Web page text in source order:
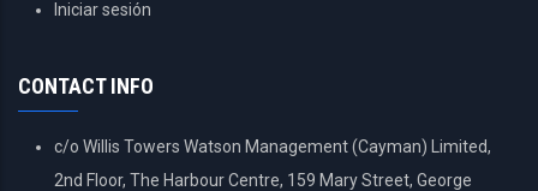
USERIniciar sesión
CONTACT INFO
c/o Willis Towers Watson Management (Cayman) Limited,
2nd Floor, The Harbour Centre, 159 Mary Street, George